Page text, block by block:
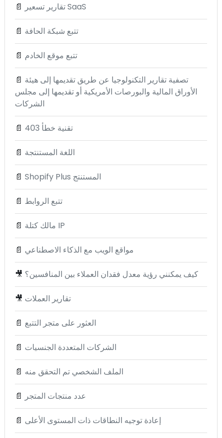
📄 تقارير تسعير SaaS
📄 تتبع شبكة الحافة
📄 تتبع موقع الخادم
📄 تصفية تقارير التكنولوجيا عن طريق تقديمها إلى هيئة
الأوراق المالية والبورصات الأمريكية أو تقديمها إلى مجلس
الشركات
📄 تقنية خطأ 403
📄 اللغة المستنتجة
📄 Shopify Plus المستنتج
📄 تتبع الروابط
📄 مالك كتلة IP
📄 مواقع الويب مع الذكاء الاصطناعي
🎥 كيف يمكنني رؤية معدل فقدان العملاء بين المنافسين؟
🎥 تقارير العملات
📄 العثور على متجر التتبع
📄 الشركات المتعددة الجنسيات
📄 الملف الشخصي تم التحقق منه
📄 عدد منتجات المتجر
📄 إعادة توجيه النطاقات ذات المستوى الأعلى